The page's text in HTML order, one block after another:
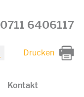
0711 6406117
Drucken
Kontakt